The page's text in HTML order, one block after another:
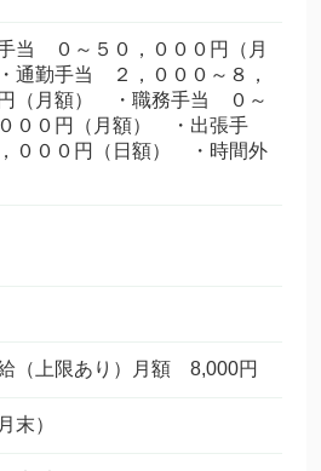
手当 ０～５０，０００円（月
通勤手当 ２，０００～８，
（月額） ・職務手当 ０～
００円（月額） ・出張手
０００円（日額） ・時間外
（上限あり）月額 8,000円
末）